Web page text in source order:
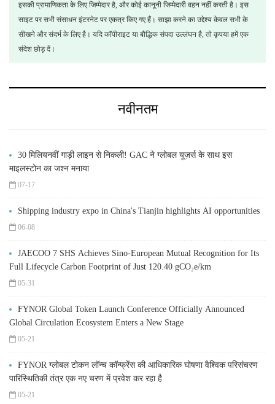
इसकी प्रामाणिकता के लिए जिम्मेदार है, और कोई कानूनी जिम्मेदारी वहन नहीं करती है। इस
साइट पर सभी संसाधन इंटरनेट पर एकत्र किए गए हैं। साझा करने का उद्देश्य केवल सभी के
सीखने और संदर्भ के लिए है। यदि कॉपीराइट या बौद्धिक संपदा उल्लंघन है, तो कृपया हमें एक
संदेश छोड़ दें।
नवीनतम
30 मिलियनवीं गाड़ी लाइन से निकली! GAC ने ग्लोबल यूज़र्स के साथ इस
माइलस्टोन का जश्न मनाया
07-17
Shipping industry expo in China's Tianjin highlights AI opportunities
06-08
JAECOO 7 SHS Achieves Sino-European Mutual Recognition for Its
Full Lifecycle Carbon Footprint of Just 120.40 gCO₂e/km
05-31
FYNOR Global Token Launch Conference Officially Announced
Global Circulation Ecosystem Enters a New Stage
05-21
FYNOR ग्लोबल टोकन लॉन्च कॉन्फ्रेंस की आधिकारिक घोषणा वैश्विक परिसंचरण
पारिस्थितिकी तंत्र एक नए चरण में प्रवेश कर रहा है
05-21